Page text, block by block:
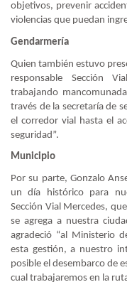
objetivos, prevenir
violencias que puedan
Gendarmería
Quien también estuvo
responsable Sección
trabajando
través de la secretaría de
el corredor vial hasta el
seguridad”.
Municipio
Por su parte, Gonzalo
un día histórico para
Sección Vial Mercedes,
se agrega a nuestra
agradeció “al Ministerio
esta gestión, a nuestro
posible el desembarco de
cual trabajaremos en la